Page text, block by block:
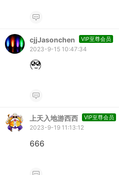
cjjJasonchen VIP至尊会员
2023-9-15 10:47:34
上天入地游西西 VIP至尊会员
2023-9-19 11:13:12
666